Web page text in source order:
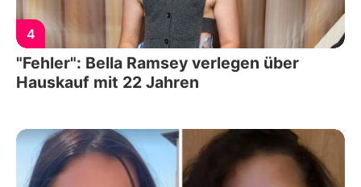
4
"Fehler": Bella Ramsey verlegen über
Hauskauf mit 22 Jahren